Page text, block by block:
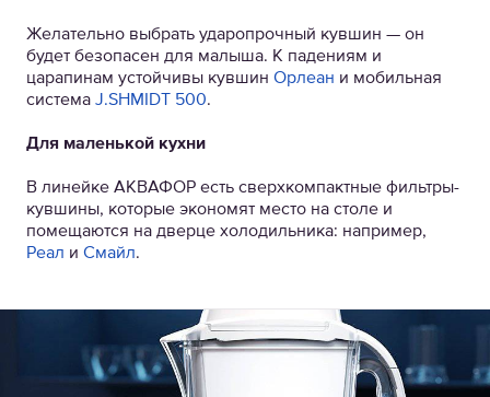
Желательно выбрать ударопрочный кувшин — он
будет безопасен для малыша. К падениям и
царапинам устойчивы кувшин Орлеан и мобильная
система J.SHMIDT 500.
Для маленькой кухни
В линейке АКВАФОР есть сверхкомпактные фильтры-
кувшины, которые экономят место на столе и
помещаются на дверце холодильника: например,
Реал и Смайл.